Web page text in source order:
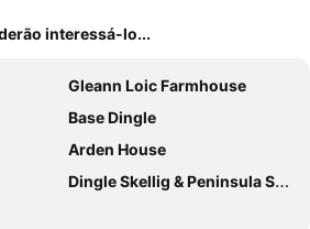
interessá-lo...
Gleann Loic Farmhouse
Base Dingle
Arden House
Dingle Skellig & Peninsula Spa